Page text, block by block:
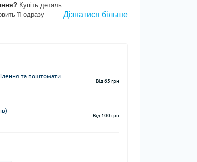
Купіть деталь
її одразу —
Дізнатися більше
та поштомати
Від 65 грн
Від 100 грн